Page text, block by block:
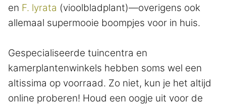
en F. lyrata (vioolbladplant)—overigens ook
allemaal supermooie boompjes voor in huis.
Gespecialiseerde tuincentra en
kamerplantenwinkels hebben soms wel een
altissima op voorraad. Zo niet, kun je het altijd
online proberen! Houd een oogje uit voor de